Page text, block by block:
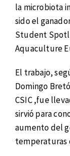
la microbiota
sido el
Student
Aquaculture
El trabajo,
Domingo
CSIC ,fue
sirvió para
aumento del
temperaturas